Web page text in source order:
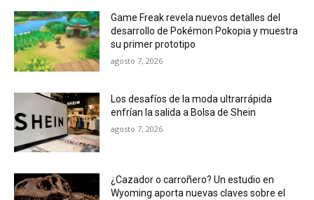
Game Freak revela nuevos detalles del
desarrollo de Pokémon Pokopia y muestra
su primer prototipo
agosto 7, 2026
Los desafíos de la moda ultrarrápida
enfrían la salida a Bolsa de Shein
agosto 7, 2026
¿Cazador o carroñero? Un estudio en
Wyoming aporta nuevas claves sobre el